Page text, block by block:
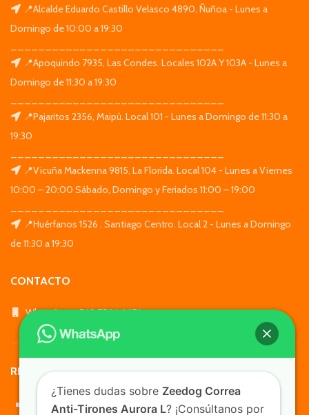
📍Alcalde Eduardo Castillo Velasco 4890, Ñuñoa - Lunes a
Domingo de 10:00 a 19:30
📍Apoquindo 7935, Las Condes. Locales 102A Y 103A - Lunes a
Domingo de 11:30 a 19:30
📍Pajaritos 2356, Maipú. Local 101 - Lunes a Domingo de 11:30 a
19:30
📍Vicuña Mackenna 9815, La Florida. Local 104 - Lunes a Viernes
10:00 – 20:00 Sábado, Domingo y Feriados 11:00 – 19:00
📍Huérfanos 1526 , Santiago Centro. Local 2 - Lunes a Domingo
de 11:30 a 19:30
CONTACTO
WhatsApp: +569 7564 4676
REDES SOCIALES
¿Tienes dudas sobre Zeedog Correa
Anti-Tirones Aurora L? ¡Consúltanos por